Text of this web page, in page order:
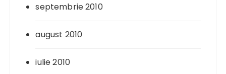
septembrie 2010
august 2010
iulie 2010